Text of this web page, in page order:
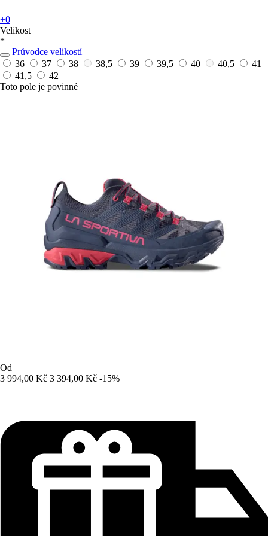
+0
Velikost
*
Průvodce velikostí
36
37 38 38,5 39 39,5 40 40,5
41
41,5
42
Toto pole je povinné
Od
3 994,00 Kč 3 394,00 Kč -15%